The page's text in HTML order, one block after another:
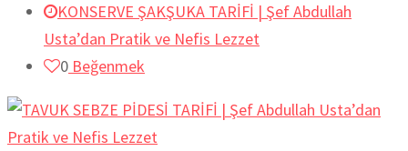
KONSERVE ŞAKŞUKA TARİFİ | Şef Abdullah
Usta’dan Pratik ve Nefis Lezzet
0 Beğenmek